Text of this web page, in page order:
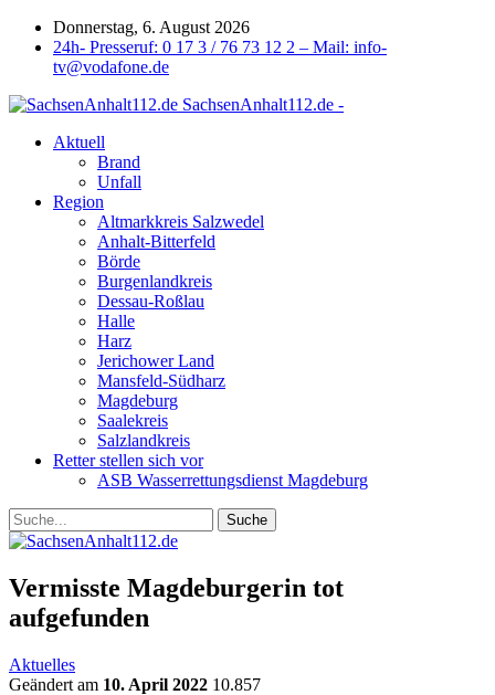
Donnerstag, 6. August 2026
24h- Presseruf: 0 17 3 / 76 73 12 2 – Mail: info-
tv@vodafone.de
SachsenAnhalt112.de -
Aktuell
Brand
Unfall
Region
Altmarkkreis Salzwedel
Anhalt-Bitterfeld
Börde
Burgenlandkreis
Dessau-Roßlau
Halle
Harz
Jerichower Land
Mansfeld-Südharz
Magdeburg
Saalekreis
Salzlandkreis
Retter stellen sich vor
ASB Wasserrettungsdienst Magdeburg
Vermisste Magdeburgerin tot
aufgefunden
Aktuelles
Geändert am 10. April 2022 10.857